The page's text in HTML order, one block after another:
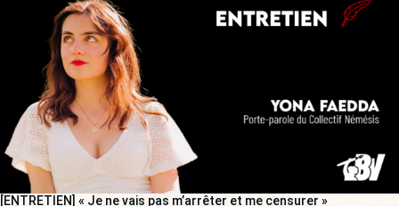
[ENTRETIEN] « Je ne vais pas m’arrêter et me censurer »